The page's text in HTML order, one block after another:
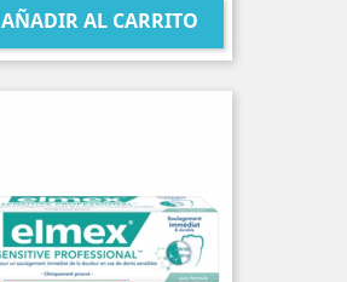
AÑADIR AL CARRITO